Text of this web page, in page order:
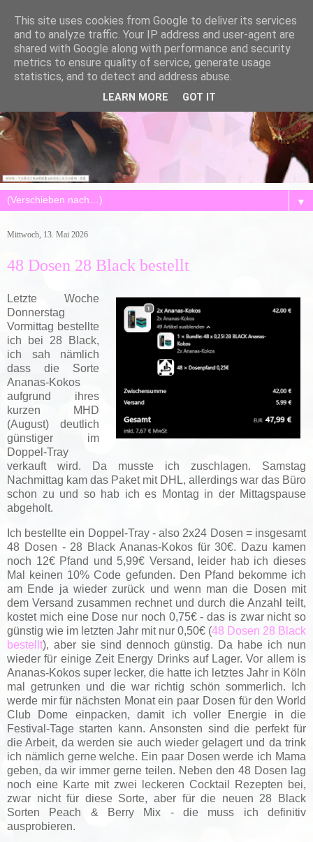
▼
Mittwoch, 13. Mai 2026
48 Dosen 28 Black bestellt
Letzte Woche
Donnerstag
Vormittag bestellte
ich bei 28 Black,
ich sah nämlich
dass die Sorte
Ananas-Kokos
aufgrund ihres
kurzen MHD
(August) deutlich
günstiger im
Doppel-Tray
verkauft wird. Da musste ich zuschlagen. Samstag
Nachmittag kam das Paket mit DHL, allerdings war das Büro
schon zu und so hab ich es Montag in der Mittagspause
abgeholt.
Ich bestellte ein Doppel-Tray - also 2x24 Dosen = insgesamt
48 Dosen - 28 Black Ananas-Kokos für 30€. Dazu kamen
noch 12€ Pfand und 5,99€ Versand, leider hab ich dieses
Mal keinen 10% Code gefunden. Den Pfand bekomme ich
am Ende ja wieder zurück und wenn man die Dosen mit
dem Versand zusammen rechnet und durch die Anzahl teilt,
kostet mich eine Dose nur noch 0,75€ - das is zwar nicht so
günstig wie im letzten Jahr mit nur 0,50€ (48 Dosen 28 Black
bestellt), aber sie sind dennoch günstig. Da habe ich nun
wieder für einige Zeit Energy Drinks auf Lager. Vor allem is
Ananas-Kokos super lecker, die hatte ich letztes Jahr in Köln
mal getrunken und die war richtig schön sommerlich. Ich
werde mir für nächsten Monat ein paar Dosen für den World
Club Dome einpacken, damit ich voller Energie in die
Festival-Tage starten kann. Ansonsten sind die perfekt für
die Arbeit, da werden sie auch wieder gelagert und da trink
ich nämlich gerne welche. Ein paar Dosen werde ich Mama
geben, da wir immer gerne teilen. Neben den 48 Dosen lag
noch eine Karte mit zwei leckeren Cocktail Rezepten bei,
zwar nicht für diese Sorte, aber für die neuen 28 Black
Sorten Peach & Berry Mix - die muss ich definitiv
ausprobieren.
This site uses cookies from Google to deliver its services
and to analyze traffic. Your IP address and user-agent are
shared with Google along with performance and security
metrics to ensure quality of service, generate usage
statistics, and to detect and address abuse.
LEARN MORE GOT IT